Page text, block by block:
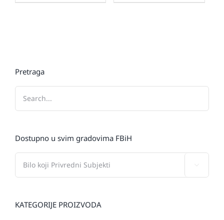
Pretraga
Dostupno u svim gradovima FBiH
KATEGORIJE PROIZVODA